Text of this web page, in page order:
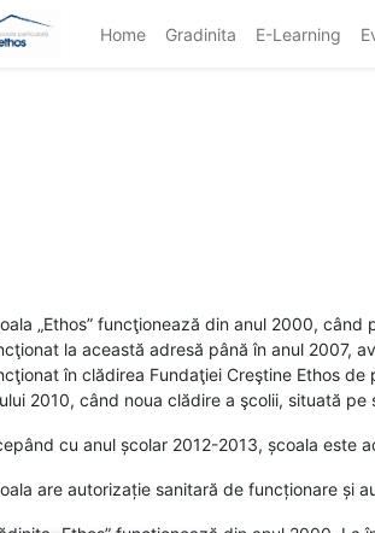
Home Gradinita E-Learning
„Ethos” funcţionează din anul 2000,
la această adresă până în anul 2007,
în clădirea Fundaţiei Creştine Ethos
2010, când noua clădire a şcolii, situată
cu anul școlar 2012-2013, școala este
are autorizație sanitară de funcționare și